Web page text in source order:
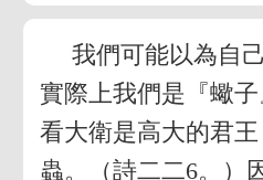
我們可能以為自
實際上我們是『蠍
看大衛是高大的君
蟲。（詩二二6。）